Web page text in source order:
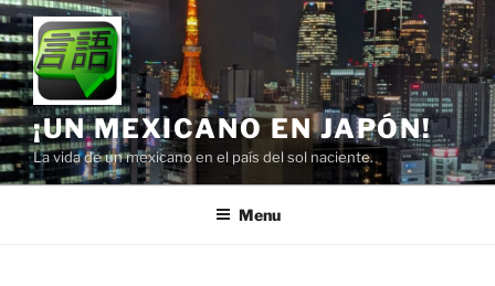
Skip
to
content
¡UN MEXICANO EN JAPÓN!
La vida de un mexicano en el país del sol naciente.
Menu